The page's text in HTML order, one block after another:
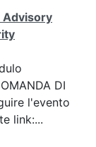
Advisory
DI
l'evento
link:...